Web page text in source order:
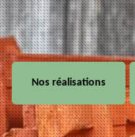
Nos réalisations